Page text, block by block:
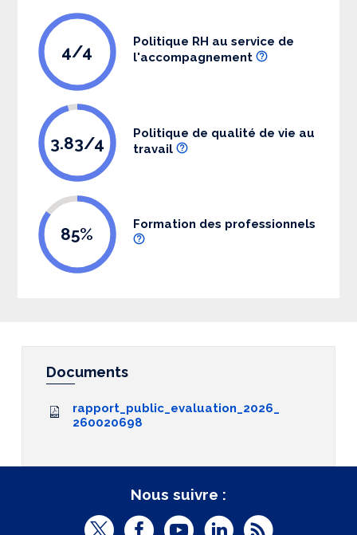
4/4
Politique RH au service de
l'accompagnement
3.83/4
Politique de qualité de vie au
travail
85% Formation des professionnels
Documents
rapport_public_evaluation_2026_
260020698
Nous suivre :
T
F
Y
L
R